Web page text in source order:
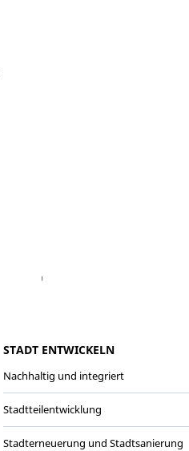
LinkedIn
STADT ENTWICKELN
Nachhaltig und integriert
Stadtteilentwicklung
Stadterneuerung und Stadtsanierung